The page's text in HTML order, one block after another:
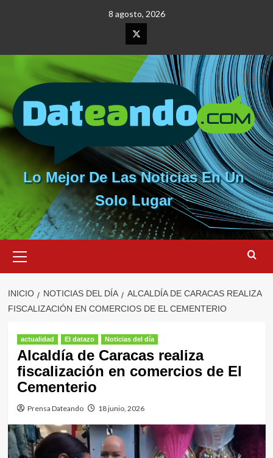
8 agosto, 2026
Elemento
del
menú
Lo Mejor De Las Noticias En Un
Solo Lugar
primario
INICIO NOTICIAS DEL DÍA
ALCALDÍA DE CARACAS REALIZA
FISCALIZACIÓN EN COMERCIOS DE EL CEMENTERIO
actualidad El datazo Noticias del día
Alcaldía de Caracas realiza
fiscalización en comercios de El
Cementerio
Prensa Dateando 18 junio, 2026